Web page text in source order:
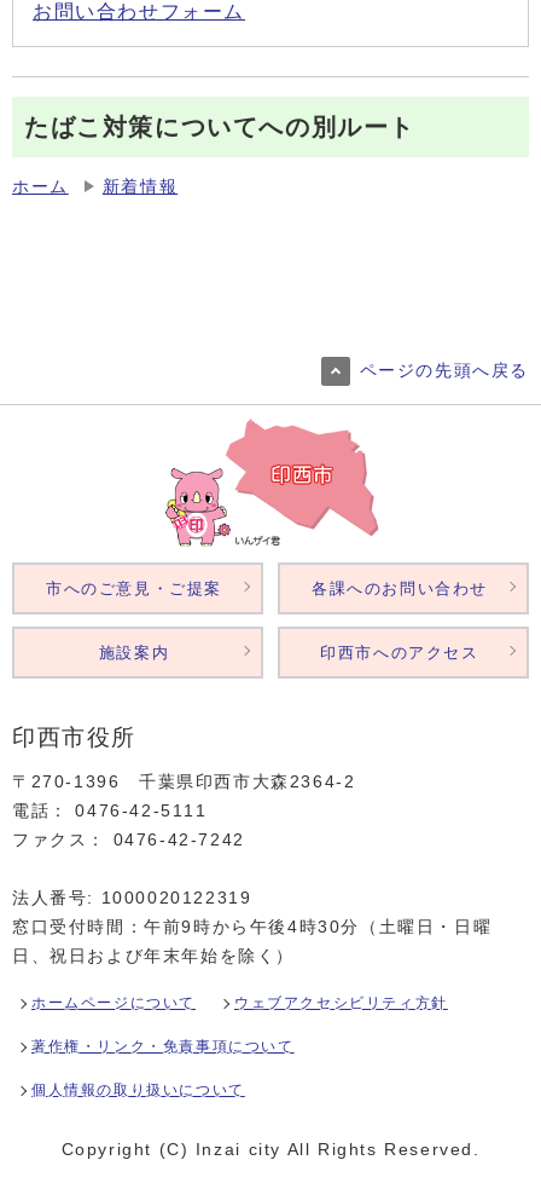
お問い合わせフォーム
たばこ対策についてへの別ルート
ホーム 新着情報
ページの先頭へ戻る
印西市役所
〒270-1396 千葉県印西市大森2364‐2
電話： 0476‐42‐5111
ファクス： 0476‐42‐7242
法人番号: 1000020122319
窓口受付時間：午前9時から午後4時30分（土曜日・日曜
日、祝日および年末年始を除く）
ホームページについて ウェブアクセシビリティ方針
著作権・リンク・免責事項について
個人情報の取り扱いについて
市へのご意見・ご提案 各課へのお問い合わせ
施設案内 印西市へのアクセス
Copyright (C) Inzai city All Rights Reserved.